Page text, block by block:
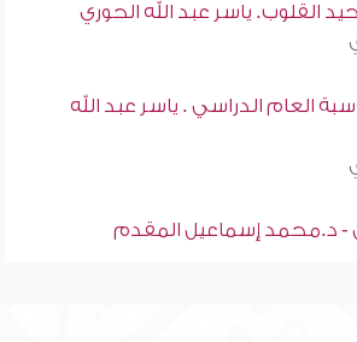
القلوب. ياسر عبد الله الحوري
العام الدراسي . ياسر عبد الله